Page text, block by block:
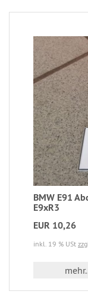
BMW E91
E9xR3
EUR 10,26
inkl. 19 % USt